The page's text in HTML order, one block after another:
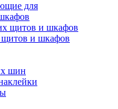
для
щитов и шкафов
щитов и шкафов
шин